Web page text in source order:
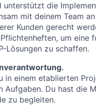
unterstützt die
mit deinem Team
Kunden gerecht
um
Lösungen zu schaffen.
in einem etablierten
Aufgaben. Du hast die
zu begleiten.